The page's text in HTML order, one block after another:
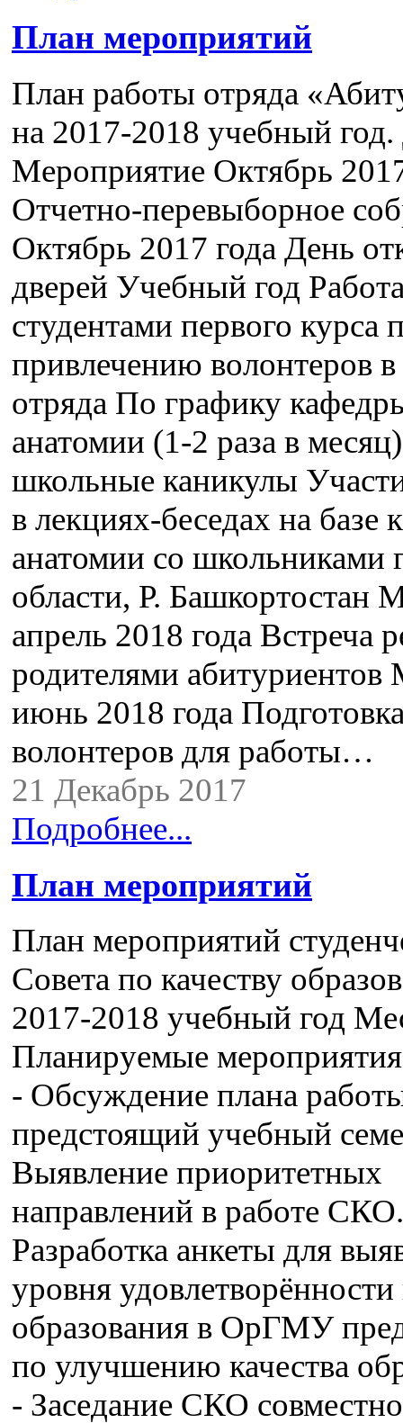
План мероприятий
План работы отряда
на 2017-2018 учебный год.
Мероприятие Октябрь
Отчетно-перевыборное
Октябрь 2017 года День
дверей Учебный год
студентами первого курса
привлечению волонтеров
отряда По графику
анатомии (1-2 раза в
школьные каникулы
в лекциях-беседах на базе
анатомии со школьниками
области, Р. Башкортостан
апрель 2018 года Встреча
родителями абитуриентов
июнь 2018 года
волонтеров для работы…
21 Декабрь 2017
Подробнее...
План мероприятий
План мероприятий
Совета по качеству
2017-2018 учебный год
Планируемые
- Обсуждение плана
предстоящий учебный
Выявление приоритетных
направлений в работе
Разработка анкеты для
уровня удовлетворённости
образования в ОрГМУ
по улучшению качества
- Заседание СКО